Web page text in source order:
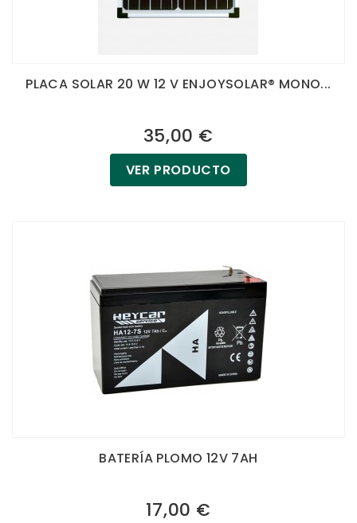
PLACA SOLAR 20 W 12 V ENJOYSOLAR® MONO...
35,00 €
VER PRODUCTO
BATERÍA PLOMO 12V 7AH
17,00 €